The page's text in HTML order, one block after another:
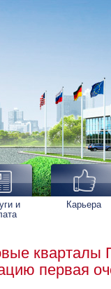
и Карьера
кварталы
первая